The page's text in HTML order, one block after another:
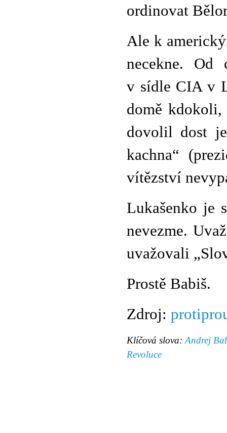
ordinovat
Ale k
necekne.
v sídle CIA v
domě
dovolil dost
kachna“
vítězství
Lukašenko je
nevezme.
uvažovali
Prostě Babiš.
Zdroj:
Klíčová slova: Andrej
Revoluce